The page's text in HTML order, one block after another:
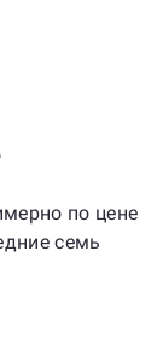
по цене
семь